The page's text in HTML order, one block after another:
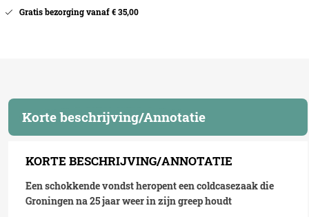
Gratis bezorging vanaf € 35,00
Korte beschrijving/Annotatie
KORTE BESCHRIJVING/ANNOTATIE
Een schokkende vondst heropent een coldcasezaak die
Groningen na 25 jaar weer in zijn greep houdt